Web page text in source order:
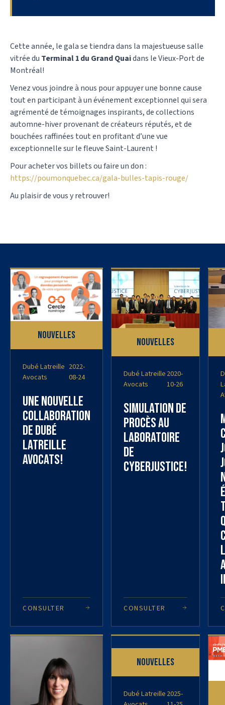
Cette année, le gala se tiendra dans la majestueuse salle
vitrée du Terminal 1 du Grand Quaidans le Vieux-Port de
Montréal!
Venez vous joindre à nous pour appuyer une bonne cause
tout en participant à un événement exceptionnel qui sera
agrémenté de témoignages inspirants, de collections
automne-hiver provenant de créateurs réputés, et de
bouchées raffinées tout en profitant d’une vue
exceptionnelle sur le fleuve Saint-Laurent !
Pour acheter vos billets ou faire un don :
https://poumonquebec.ca/gala-bulles-tapis-rouge/
Au plaisir de vous y retrouver!
Nouvelles
Dubé Latreille
Avocats
2022-
08-24
Une nouvelle
collaboration
de Dubé
Latreille
Avocats!
CONSULTER
Nouvelles
Dubé Latreille
Avocats
2020-
10-26
Simulation de
procès au
laboratoire
de
cyberjustice!
CONSULTER
Nouvelles
Dubé Latreille2025-